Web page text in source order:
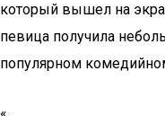
который вышел на
певица получила
популярном